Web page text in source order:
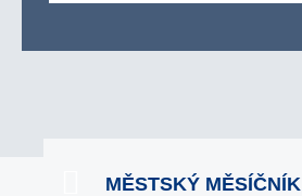
MĚSTSKÝ MĚSÍČNÍK